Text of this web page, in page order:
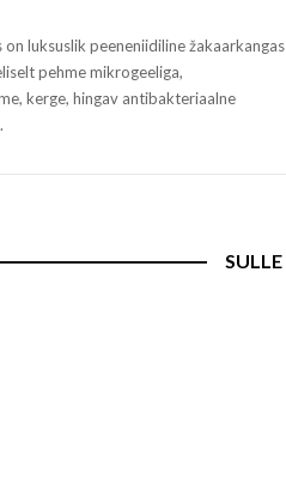
luksuslik peeneniidiline žakaarkangas
pehme mikrogeeliga,
kerge, hingav antibakteriaalne